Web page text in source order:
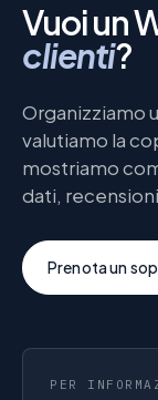
Vuoi un
clienti?
Organizziamo
valutiamo la
mostriamo
dati,
Prenota un
PER